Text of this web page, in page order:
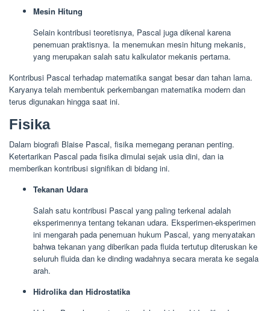
Mesin Hitung
Selain kontribusi teoretisnya, Pascal juga dikenal karena
penemuan praktisnya. Ia menemukan mesin hitung mekanis,
yang merupakan salah satu kalkulator mekanis pertama.
Kontribusi Pascal terhadap matematika sangat besar dan tahan lama.
Karyanya telah membentuk perkembangan matematika modern dan
terus digunakan hingga saat ini.
Fisika
Dalam biografi Blaise Pascal, fisika memegang peranan penting.
Ketertarikan Pascal pada fisika dimulai sejak usia dini, dan ia
memberikan kontribusi signifikan di bidang ini.
Tekanan Udara
Salah satu kontribusi Pascal yang paling terkenal adalah
eksperimennya tentang tekanan udara. Eksperimen-eksperimen
ini mengarah pada penemuan hukum Pascal, yang menyatakan
bahwa tekanan yang diberikan pada fluida tertutup diteruskan ke
seluruh fluida dan ke dinding wadahnya secara merata ke segala
arah.
Hidrolika dan Hidrostatika